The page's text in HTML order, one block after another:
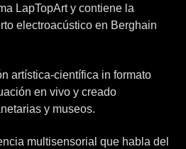
LapTopArt y contiene la
electroacústico en Berghain
artística-científica in formato
en vivo y creado
y museos.
multisensorial que habla del